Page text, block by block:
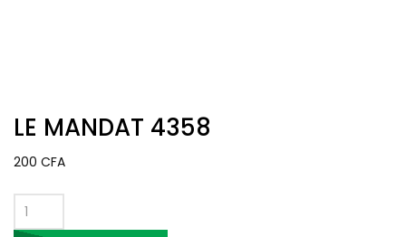
LE MANDAT 4358
200 CFA
quantité
de